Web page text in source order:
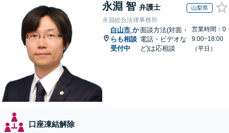
永淵 智 弁護士 山梨県
永淵総合法律事務所
白山市 か
らも相談
受付中
面談方法(対面・
電話・ビデオな
ど)は応相談
営業時間：0
9:00~18:00
（平日）
口座凍結解除